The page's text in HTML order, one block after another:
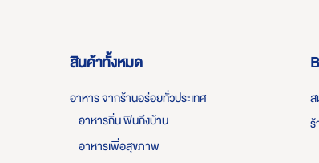
สินค้าทั้งหมด
อาหาร จากร้านอร่อยทั่วประเทศ
อาหารถิ่น ฟินถึงบ้าน
อาหารเพื่อสุขภาพ